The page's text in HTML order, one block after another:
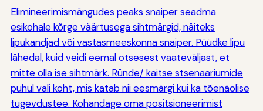
Elimineerimismängudes peaks snaiper seadma
esikohale kõrge väärtusega sihtmärgid, näiteks
lipukandjad või vastasmeeskonna snaiper. Püüdke lipu
lähedal, kuid veidi eemal otsesest vaateväljast, et
mitte olla ise sihtmärk. Ründe/ kaitse stsenaariumide
puhul vali koht, mis katab nii eesmärgi kui ka tõenäolise
tugevdustee. Kohandage oma positsioneerimist